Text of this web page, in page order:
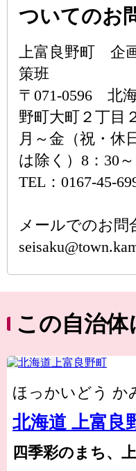
ついてのお
上富良野町 企
策班
〒071-0596 北
野町大町２丁目
月～金（祝・休
は除く）8：30
TEL：0167-45-
メールでのお問
この自治体
ほっかいどう か
北海道 上富良
四季彩のまち、